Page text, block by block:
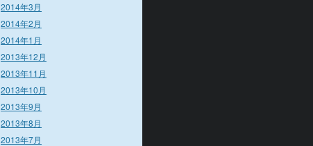
2014年3月
2014年2月
2014年1月
2013年12月
2013年11月
2013年10月
2013年9月
2013年8月
2013年7月